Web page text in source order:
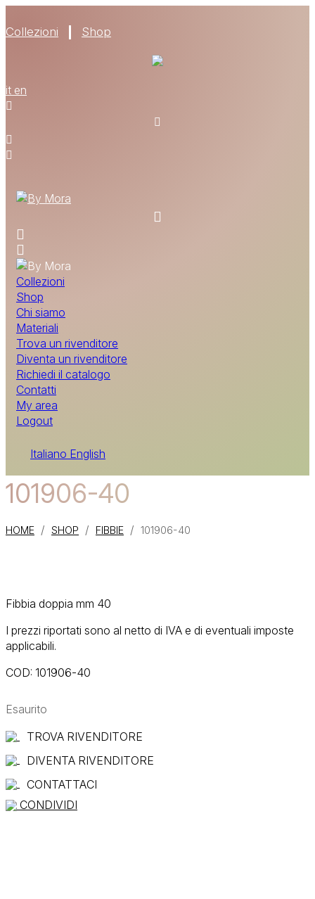
Collezioni Shop
it en
Collezioni
Shop
Chi siamo
Materiali
Trova un rivenditore
Diventa un rivenditore
Richiedi il catalogo
Contatti
My area
Logout
Italiano English
TROVA UN RIVENDITORE
CONTATTI
101906-40
HOME / SHOP / FIBBIE / 101906-40
Fibbia doppia mm 40
I prezzi riportati sono al netto di IVA e di eventuali imposte
applicabili.
COD: 101906-40
Esaurito
TROVA RIVENDITORE
DIVENTA RIVENDITORE
CONTATTACI
CONDIVIDI